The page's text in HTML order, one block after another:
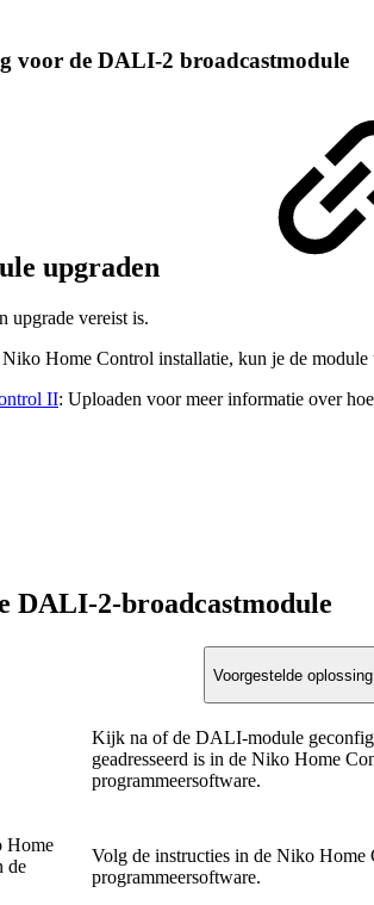
voor de DALI-2 broadcastmodule
upgraden
upgrade vereist is.
Home Control installatie, kun je de module
II: Uploaden voor meer informatie over
DALI-2-broadcastmodule
Voorgestelde oplossing
Kijk na of de DALI-module
geadresseerd is in de Niko Home
programmeersoftware.
Home
de
Volg de instructies in de Niko Home
programmeersoftware.